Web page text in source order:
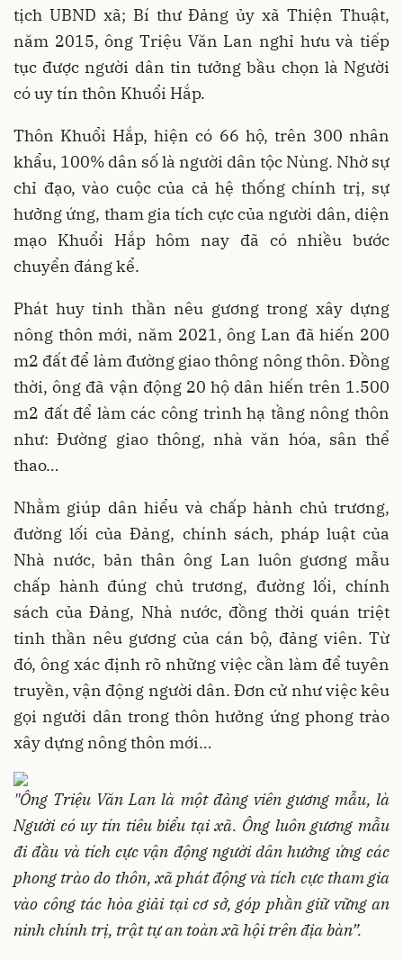
tịch UBND xã; Bí thư Đảng ủy xã Thiện Thuật,
năm 2015, ông Triệu Văn Lan nghỉ hưu và tiếp
tục được người dân tin tưởng bầu chọn là Người
có uy tín thôn Khuổi Hắp.
Thôn Khuổi Hắp, hiện có 66 hộ, trên 300 nhân
khẩu, 100% dân số là người dân tộc Nùng. Nhờ sự
chỉ đạo, vào cuộc của cả hệ thống chính trị, sự
hưởng ứng, tham gia tích cực của người dân, diện
mạo Khuổi Hắp hôm nay đã có nhiều bước
chuyển đáng kể.
Phát huy tinh thần nêu gương trong xây dựng
nông thôn mới, năm 2021, ông Lan đã hiến 200
m2 đất để làm đường giao thông nông thôn. Đồng
thời, ông đã vận động 20 hộ dân hiến trên 1.500
m2 đất để làm các công trình hạ tầng nông thôn
như: Đường giao thông, nhà văn hóa, sân thể
thao…
Nhằm giúp dân hiểu và chấp hành chủ trương,
đường lối của Đảng, chính sách, pháp luật của
Nhà nước, bản thân ông Lan luôn gương mẫu
chấp hành đúng chủ trương, đường lối, chính
sách của Đảng, Nhà nước, đồng thời quán triệt
tinh thần nêu gương của cán bộ, đảng viên. Từ
đó, ông xác định rõ những việc cần làm để tuyên
truyền, vận động người dân. Đơn cử như việc kêu
gọi người dân trong thôn hưởng ứng phong trào
xây dựng nông thôn mới…
"Ông Triệu Văn Lan là một đảng viên gương mẫu, là
Người có uy tín tiêu biểu tại xã. Ông luôn gương mẫu
đi đầu và tích cực vận động người dân hưởng ứng các
phong trào do thôn, xã phát động và tích cực tham gia
vào công tác hòa giải tại cơ sở, góp phần giữ vững an
ninh chính trị, trật tự an toàn xã hội trên địa bàn”.